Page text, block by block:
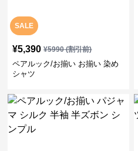
SALE
¥5,390 ¥5990(割引前)
ペアルック/お揃い お揃い 染め
シャツ